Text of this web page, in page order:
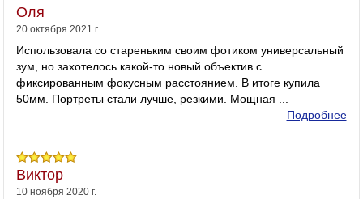
светофильтры, действие которых зависит от положения на
объективе.
см.
Конструкция
объектива:
(элементов/групп) 8/7, 9 лепестков диафрагмы
Диаметр фильтра
58mm
Байонет:
Размеры:
Оля
20 октября 2021 г.
Использовала со стареньким своим фотиком универсальный
зум, но захотелось какой-то новый объектив с
фиксированным фокусным расстоянием. В итоге купила
50мм. Портреты стали лучше, резкими. Мощная ...
Подробнее
Виктор
10 ноября 2020 г.